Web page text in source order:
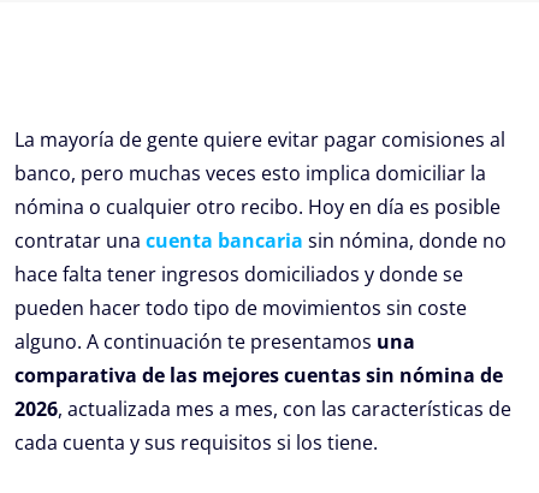
La mayoría de gente quiere evitar pagar comisiones al
banco, pero muchas veces esto implica domiciliar la
nómina o cualquier otro recibo. Hoy en día es posible
contratar una cuenta bancaria sin nómina, donde no
hace falta tener ingresos domiciliados y donde se
pueden hacer todo tipo de movimientos sin coste
alguno. A continuación te presentamos una
comparativa de las mejores cuentas sin nómina de
2026, actualizada mes a mes, con las características de
cada cuenta y sus requisitos si los tiene.